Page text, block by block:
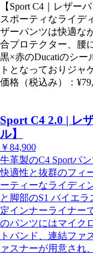
【Sport C4｜レザーパ
スポーティなライデ
ザーパンツは快適な
合プロテクター、腰
黒×赤のDucatiのシー
トとなっておりジャ
価格（税込み）：
Sport C4 2.0 | レ
ル】
￥84,900
牛革製のC4 Sportパ
快適性と抜群のフィ
ーティーなライディ
と脚部のS1 バイエラ
定インナーライナー
のパンツにはマイク
トバンド、連結ファ
ァスナーが用意され